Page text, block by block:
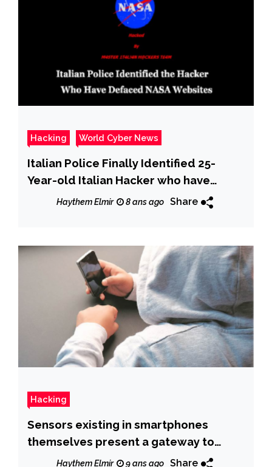
Hacking World Cyber News
Italian Police Finally Identified 25-
Year-old Italian Hacker who have
Defaced NASA Websites
Haythem Elmir 8 ans ago Share
Hacking
Sensors existing in smartphones
themselves present a gateway to
hackers.Haythem Elmir 9 ans ago Share